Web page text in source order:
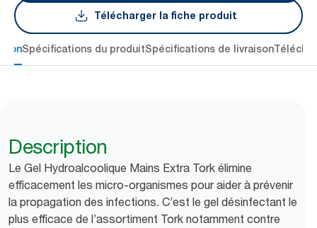
Télécharger la fiche produit
Spécifications du produitSpécifications de livraison
Description
Le Gel Hydroalcoolique Mains Extra Tork élimine
efficacement les micro-organismes pour aider à prévenir
la propagation des infections. C’est le gel désinfectant le
plus efficace de l’assortiment Tork notamment contre